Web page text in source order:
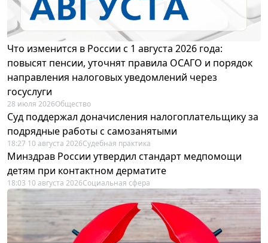
Что изменится в России с 1 августа 2026 года:
повысят пенсии, уточнят правила ОСАГО и порядок
направления налоговых уведомлений через
госуслуги
28 июля 2026Общество
Суд поддержал доначисления налогоплательщику за
подрядные работы с самозанятыми
18:27 10 августа 2026Судебная практика
Минздрав России утвердил стандарт медпомощи
детям при контактном дерматите
18:03 10 августа 2026Социальная сфера